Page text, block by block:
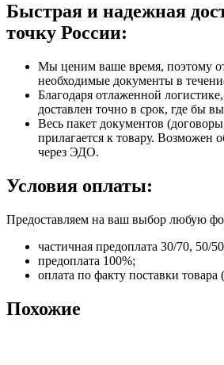
Быстрая и надежная
точку России:
Мы ценим ваше время, поэтому
необходимые документы в
Благодаря отлаженной
доставлен точно в срок, где бы
Весь пакет документов
прилагается к товару. Возможен
через ЭДО.
Условия оплаты:
Предоставляем на ваш выбор любую
частичная предоплата 30/70, 50/
предоплата 100%;
оплата по факту поставки
Похожие